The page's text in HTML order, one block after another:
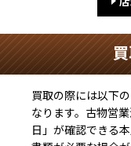
買取の際には以下
なります。古物営
日」が確認できる